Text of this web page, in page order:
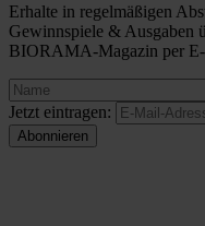
Erhalte in regelmäßigen
Gewinnspiele & Ausgaben
BIORAMA-Magazin per
Jetzt eintragen: